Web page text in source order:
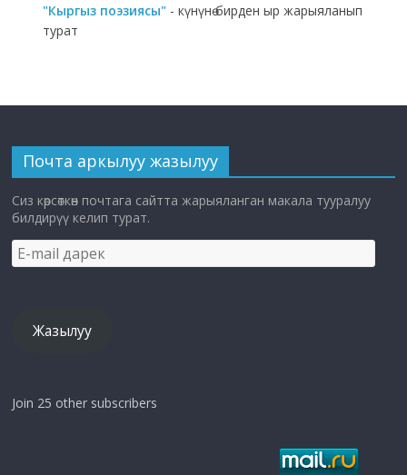
"Кыргыз поэзиясы" - күнүнө бирден ыр жарыяланып
турат
Почта аркылуу жазылуу
Сиз көрсөткөн почтага сайтта жарыяланган макала тууралуу
билдирүү келип турат.
E-
mail
Жазылуу
Join 25 other subscribers